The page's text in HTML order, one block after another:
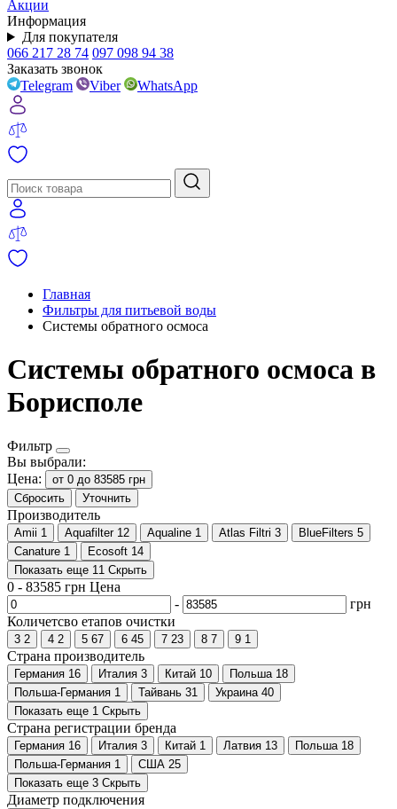
Акции
Информация
Для покупателя
066 217 28 74 097 098 94 38
Заказать звонок
Telegram
Viber WhatsApp
Главная
Фильтры для питьевой воды
Системы обратного осмоса
Системы обратного осмоса в
Борисполе
Фильтр
Вы выбрали:
Цена:
от 0 до 83585 грн
Сбросить
Уточнить
Производитель
Amii 1 Aquafilter 12 Aqualine 1 Atlas Filtri 3 BlueFilters 5
Canature 1 Ecosoft 14
Показать еще 11 Скрыть
0 - 83585 грн Цена
-
грн
Количетсво етапов очистки
3 2 4 2 5 67 6 45 7 23 8 7 9 1
Страна производитель
Германия 16 Италия 3 Китай 10 Польша 18
Польша-Германия 1 Тайвань 31 Украина 40
Показать еще 1 Скрыть
Страна регистрации бренда
Германия 16 Италия 3 Китай 1 Латвия 13 Польша 18
Польша-Германия 1 США 25
Показать еще 3 Скрыть
Диаметр подключения